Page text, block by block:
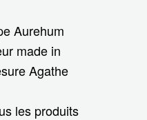
Aurehum
made in
Agathe
les produits